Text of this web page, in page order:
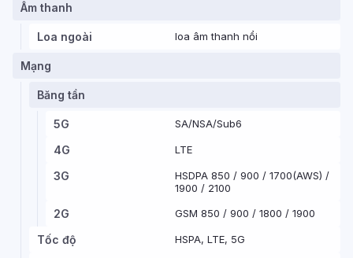
Âm thanh
Loa ngoài loa âm thanh nổi
Mạng
Băng tần
5G SA/NSA/Sub6
4G LTE
3G
HSDPA 850 / 900 / 1700(AWS) /
1900 / 2100
2G GSM 850 / 900 / 1800 / 1900
Tốc độ HSPA, LTE, 5G